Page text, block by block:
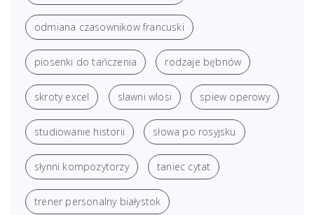
odmiana czasownikow francuski
piosenki do tańczenia rodzaje bębnów
skroty excel slawni wlosi spiew operowy
studiowanie historii słowa po rosyjsku
słynni kompozytorzy taniec cytat
trener personalny białystok